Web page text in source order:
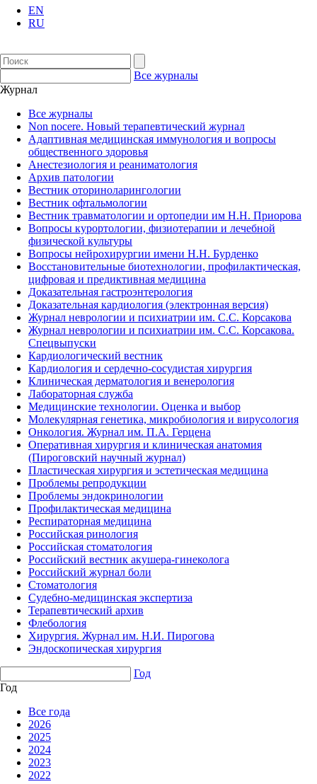
EN
RU
Все журналы
Журнал
Все журналы
Non nocere. Новый терапевтический журнал
Адаптивная медицинская иммунология и вопросы
общественного здоровья
Анестезиология и реаниматология
Архив патологии
Вестник оториноларингологии
Вестник офтальмологии
Вестник травматологии и ортопедии им Н.Н. Приорова
Вопросы курортологии, физиотерапии и лечебной
физической культуры
Вопросы нейрохирургии имени Н.Н. Бурденко
Восстановительные биотехнологии, профилактическая,
цифровая и предиктивная медицина
Доказательная гастроэнтерология
Доказательная кардиология (электронная версия)
Журнал неврологии и психиатрии им. С.С. Корсакова
Журнал неврологии и психиатрии им. С.С. Корсакова.
Спецвыпуски
Кардиологический вестник
Кардиология и сердечно-сосудистая хирургия
Клиническая дерматология и венерология
Лабораторная служба
Медицинские технологии. Оценка и выбор
Молекулярная генетика, микробиология и вирусология
Онкология. Журнал им. П.А. Герцена
Оперативная хирургия и клиническая анатомия
(Пироговский научный журнал)
Пластическая хирургия и эстетическая медицина
Проблемы репродукции
Проблемы эндокринологии
Профилактическая медицина
Респираторная медицина
Российская ринология
Российская стоматология
Российский вестник акушера-гинеколога
Российский журнал боли
Стоматология
Судебно-медицинская экспертиза
Терапевтический архив
Флебология
Хирургия. Журнал им. Н.И. Пирогова
Эндоскопическая хирургия
Год
Год
Все года
2026
2025
2024
2023
2022